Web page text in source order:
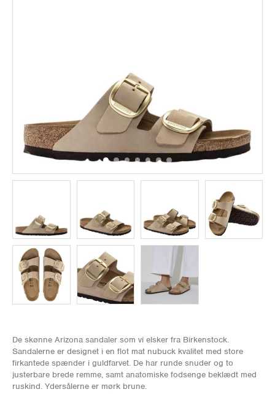
De skønne Arizona sandaler som vi elsker fra Birkenstock.
Sandalerne er designet i en flot mat nubuck kvalitet med store
firkantede spænder i guldfarvet. De har runde snuder og to
justerbare brede remme, samt anatomiske fodsenge beklædt med
ruskind. Ydersålerne er mørk brune.